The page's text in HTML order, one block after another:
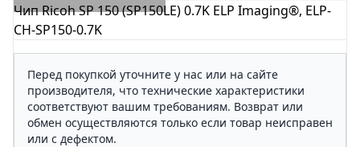
Чип Ricoh SP 150 (SP150LE) 0.7K ELP Imaging®, ELP-
CH-SP150-0.7K
Перед покупкой уточните у нас или на сайте
производителя, что технические характеристики
соответствуют вашим требованиям. Возврат или
обмен осуществляются только если товар неисправен
или с дефектом.